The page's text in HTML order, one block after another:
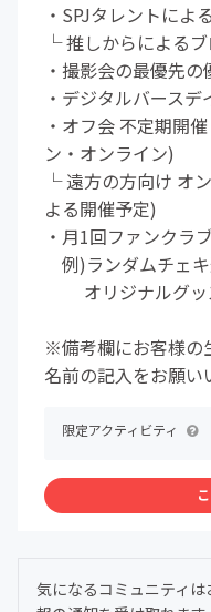
・SPJタレントによ
└ 推しからによる
・撮影会の最優先
・デジタルバース
・オフ会 不定期開
ン・オンライン)
└ 遠方の方向け オ
よる開催予定)
・月1回ファンクラ
例)ランダムチェ
オリジナルグッ
※備考欄にお客様の
名前の記入をお願い
限定アクティビティ
気になるコミュニティ